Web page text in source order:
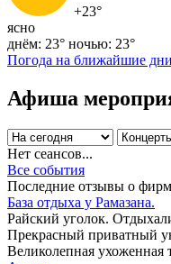
+23°
ясно
днём: 23° ночью: 23°
Погода на ближайшие дни
Афиша
Нет сеансов...
Все события
Последние отзывы о
База отдыха у Рамазана.
Райский уголок.
Прекрасный приватный
Великолепная ухоженная